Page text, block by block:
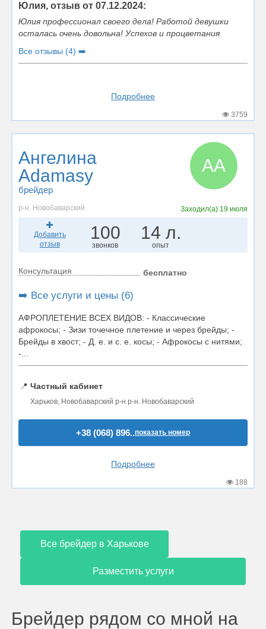
Юлия, отзыв от 07.12.2024:
Юлия профессионал своего дела! Работой девушки
осталась очень довольна! Успехов и процветания
Все отзывы (4) ➡️
Подробнее
3759
Ангелина
Adamasy
брейдер
АA
р-н. Новобаварский Заходил(а) 19 июля
Добавить
отзыв
100
звонков
14 л.
опыт
Консультация бесплатно
➡️ Все услуги и цены (6)
АФРОПЛЕТЕНИЕ ВСЕХ ВИДОВ: - Классические
афрокосы; - Зизи точечное плетение и через брейды; -
Брейды в хвост; - Д. е. и с. е. косы; - Афрокосы с нитями;
-...
📍 Частный кабинет
Харьков, Новобаварский р-н р-н. Новобаварский
+38 (068) 896..показать номер
Подробнее
188
Все брейдер в Харькове
Разместить услуги
Брейдер рядом со мной на